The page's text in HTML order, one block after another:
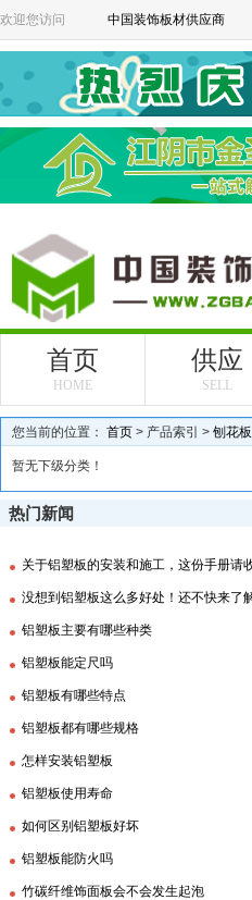
欢迎您访问 中国装饰板材供应商
首页
HOME
供应
SELL
您当前的位置： 首页 > 产品索引 > 刨花板
暂无下级分类！
热门新闻
关于铝塑板的安装和施工，这份手册请
没想到铝塑板这么多好处！还不快来了
铝塑板主要有哪些种类
铝塑板能定尺吗
铝塑板有哪些特点
铝塑板都有哪些规格
怎样安装铝塑板
铝塑板使用寿命
如何区别铝塑板好坏
铝塑板能防火吗
竹碳纤维饰面板会不会发生起泡